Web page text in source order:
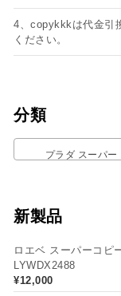
4、copykkkは代金引
ください。
分類
プラダ スーパー
新製品
ロエベ スーパーコピ
LYWDX2488
¥12,000